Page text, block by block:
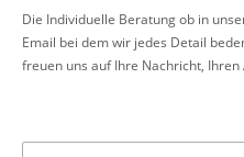
Die Individuelle Beratung ob in
Email bei dem wir jedes Detail
freuen uns auf Ihre Nachricht, Ihren